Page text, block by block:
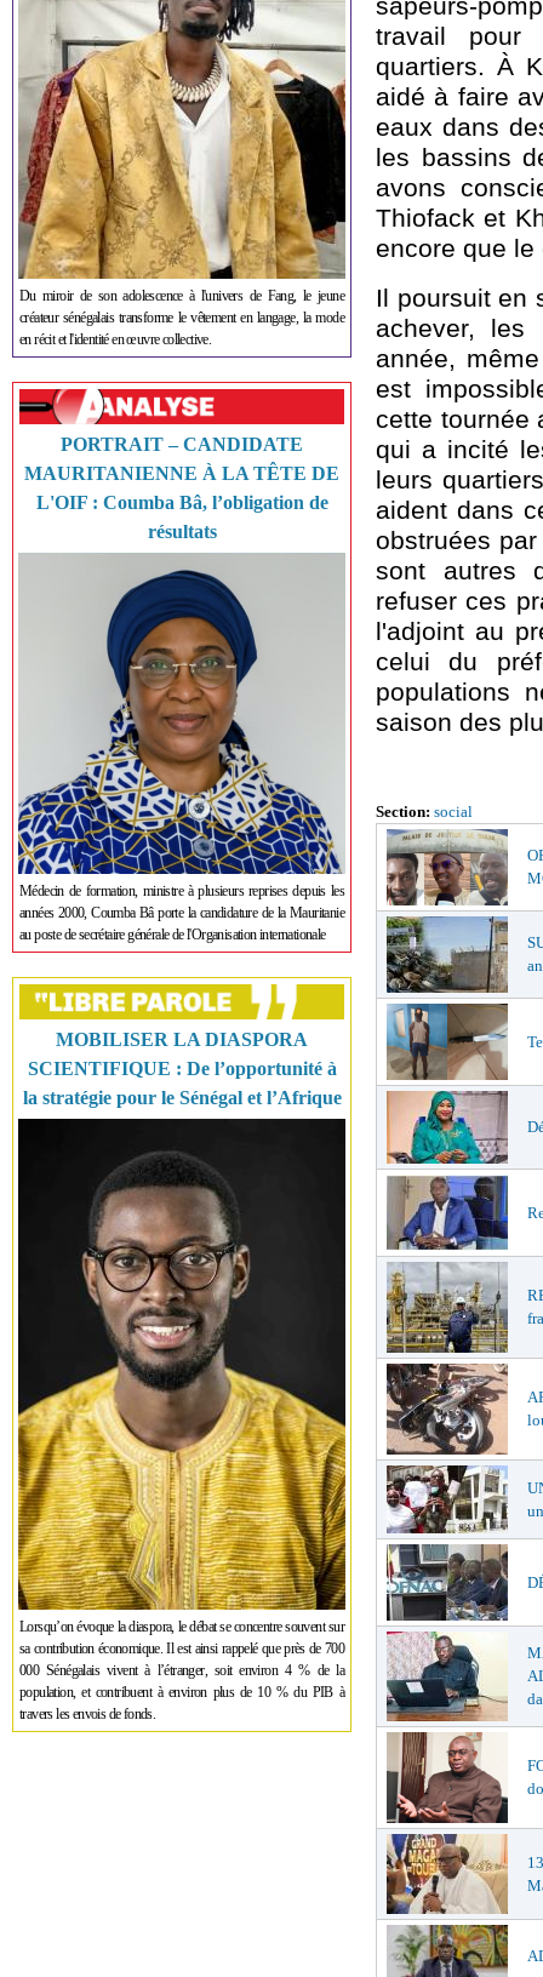
Du miroir de son adolescence à l'univers de Fang, le jeune
créateur sénégalais transforme le vêtement en langage, la mode
en récit et l'identité en œuvre collective.
PORTRAIT – CANDIDATE
MAURITANIENNE À LA TÊTE DE
L'OIF : Coumba Bâ, l’obligation de
résultats
Médecin de formation, ministre à plusieurs reprises depuis les
années 2000, Coumba Bâ porte la candidature de la Mauritanie
au poste de secrétaire générale de l'Organisation internationale
MOBILISER LA DIASPORA
SCIENTIFIQUE : De l’opportunité à
la stratégie pour le Sénégal et l’Afrique
Lorsqu’on évoque la diaspora, le débat se concentre souvent sur
sa contribution économique. Il est ainsi rappelé que près de 700
000 Sénégalais vivent à l’étranger, soit environ 4 % de la
population, et contribuent à environ plus de 10 % du PIB à
travers les envois de fonds.
travail pour
quartiers. À
aidé à faire
eaux dans
les bassins
avons
Thiofack et
encore que le
Il poursuit en
achever, les
année,
est
cette tournée
qui a incité
leurs
aident dans
obstruées
sont autres
refuser ces
l'adjoint au
celui du
populations
saison des
Section: social